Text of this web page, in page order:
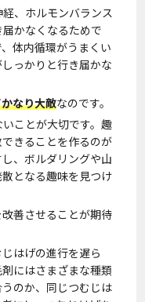
、ホルモンバランス
かなくなるためで
体内循環がうまくい
っかりと行き届かな
なり大敵なのです。
ことが大切です。趣
きることを作るのが
、ボルダリングや山
となる趣味を見つけ
善させることが期待
はげの進行を遅ら
にはさまざまな種類
のか、同じつむじは